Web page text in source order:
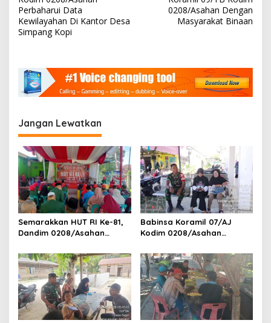
i
g
s
i
o
s
Perbaharui Data
Kewilayahan Di Kantor Desa
Simpang Kopi
0208/Asahan Dengan
Masyarakat Binaan
Jangan Lewatkan
Semarakkan HUT RI Ke-81,
Dandim 0208/Asahan
Donor Darah di Kantor
Kemenag Asahan
Babinsa Koramil 07/AJ
Kodim 0208/Asahan
Stunting Dengan Pegawai
Kesehatan Di Puskesmas